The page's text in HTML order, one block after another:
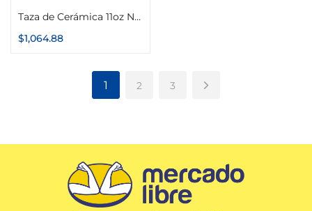
Taza de Cerámica 11oz Neón Caja con 36 piezas
$1,064.88
1 2 3